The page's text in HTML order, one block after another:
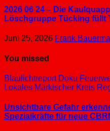
2026 06 24 – Die
Löschgruppe Tücking füllt
Juni 25, 2026 Frank
You missed
Blaulichtreport Doku
Lokales Märkischer Kreis
Unsichtbare Gefahr
Spezialkräfte für neue